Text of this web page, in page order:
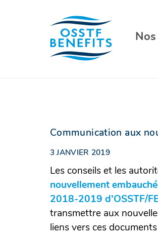
Communication aux
3 JANVIER 2019
Les conseils et les
nouvellement
2018-2019 d’OSSTF/
transmettre aux
liens vers ces